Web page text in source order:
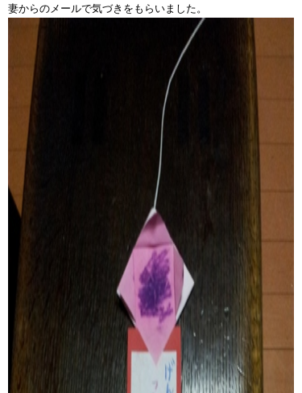
妻からのメールで気づきをもらいました。